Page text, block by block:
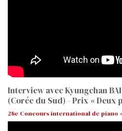
Interview avec Kyungchan
(Corée du Sud) - Prix « Deux
28e Concours international de piano «